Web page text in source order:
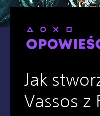
Jak
Vassos z